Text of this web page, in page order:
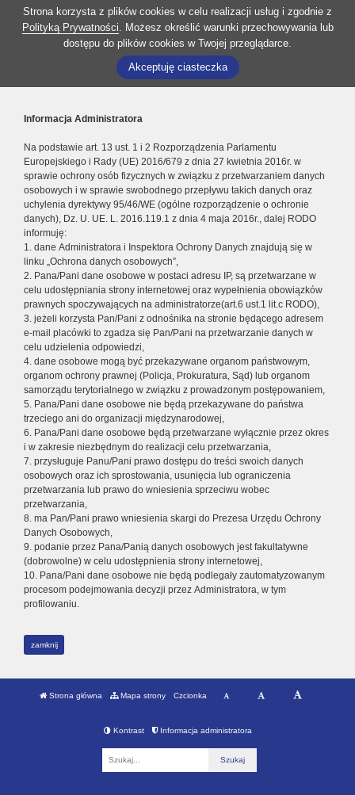
Strona korzysta z plików cookies w celu realizacji usług i zgodnie z
Polityką Prywatności. Możesz określić warunki przechowywania lub
dostępu do plików cookies w Twojej przeglądarce.
Akceptuję ciasteczka
Informacja Administratora
Na podstawie art. 13 ust. 1 i 2 Rozporządzenia Parlamentu
Europejskiego i Rady (UE) 2016/679 z dnia 27 kwietnia 2016r. w
sprawie ochrony osób fizycznych w związku z przetwarzaniem danych
osobowych i w sprawie swobodnego przepływu takich danych oraz
uchylenia dyrektywy 95/46/WE (ogólne rozporządzenie o ochronie
danych), Dz. U. UE. L. 2016.119.1 z dnia 4 maja 2016r., dalej RODO
informuję:
1. dane Administratora i Inspektora Ochrony Danych znajdują się w
linku „Ochrona danych osobowych”,
2. Pana/Pani dane osobowe w postaci adresu IP, są przetwarzane w
celu udostępniania strony internetowej oraz wypełnienia obowiązków
prawnych spoczywających na administratorze(art.6 ust.1 lit.c RODO),
3. jeżeli korzysta Pan/Pani z odnośnika na stronie będącego adresem
e-mail placówki to zgadza się Pan/Pani na przetwarzanie danych w
celu udzielenia odpowiedzi,
4. dane osobowe mogą być przekazywane organom państwowym,
organom ochrony prawnej (Policja, Prokuratura, Sąd) lub organom
samorządu terytorialnego w związku z prowadzonym postępowaniem,
5. Pana/Pani dane osobowe nie będą przekazywane do państwa
trzeciego ani do organizacji międzynarodowej,
6. Pana/Pani dane osobowe będą przetwarzane wyłącznie przez okres
i w zakresie niezbędnym do realizacji celu przetwarzania,
7. przysługuje Panu/Pani prawo dostępu do treści swoich danych
osobowych oraz ich sprostowania, usunięcia lub ograniczenia
przetwarzania lub prawo do wniesienia sprzeciwu wobec
przetwarzania,
8. ma Pan/Pani prawo wniesienia skargi do Prezesa Urzędu Ochrony
Danych Osobowych,
9. podanie przez Pana/Panią danych osobowych jest fakultatywne
(dobrowolne) w celu udostępnienia strony internetowej,
10. Pana/Pani dane osobowe nie będą podlegały zautomatyzowanym
procesom podejmowania decyzji przez Administratora, w tym
profilowaniu.
zamknij
Strona główna Mapa strony Czcionka
Kontrast Informacja administratora